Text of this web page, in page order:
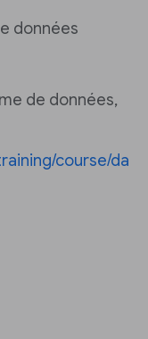
données
de données,
course/da